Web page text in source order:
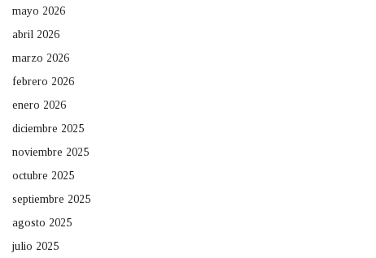
mayo 2026
abril 2026
marzo 2026
febrero 2026
enero 2026
diciembre 2025
noviembre 2025
octubre 2025
septiembre 2025
agosto 2025
julio 2025